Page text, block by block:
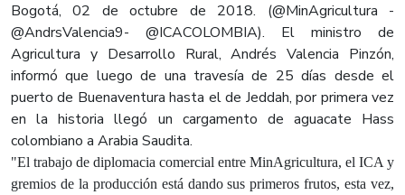
Bogotá, 02 de octubre de 2018. (@MinAgricultura -
@AndrsValencia9- @ICACOLOMBIA). El ministro de
Agricultura y Desarrollo Rural, Andrés Valencia Pinzón,
informó que luego de una travesía de 25 días desde el
puerto de Buenaventura hasta el de Jeddah, por primera vez
en la historia llegó un cargamento de aguacate Hass
colombiano a Arabia Saudita.
"El trabajo de diplomacia comercial entre MinAgricultura, el ICA y
gremios de la producción está dando sus primeros frutos, esta vez,